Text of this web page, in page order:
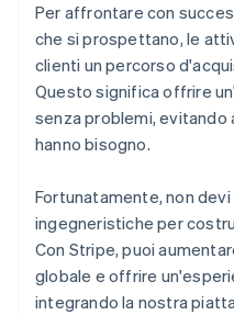
Per affrontare con
che si prospettano, le
clienti un percorso
Questo significa offrire
senza problemi, evitando
hanno bisogno.
Fortunatamente, non
ingegneristiche per
Con Stripe, puoi
globale e offrire
integrando la nostra